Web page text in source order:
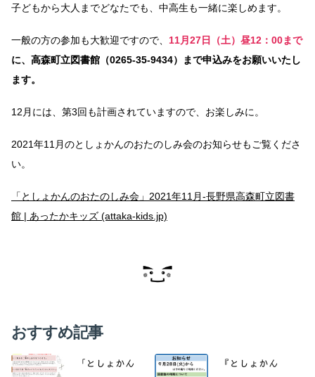
子どもから大人までどなたでも、中高生も一緒に楽しめます。
一般の方の参加も大歓迎ですので、 11月27日（土）昼12：00まで
に、高森町立図書館（0265-35-9434）まで申込みをお願いいたし
ます。
12月には、第3回も計画されていますので、お楽しみに。
2021年11月のとしょかんのおたのしみ会のお知らせもご覧くださ
い。
「としょかんのおたのしみ会」2021年11月-長野県高森町立図書
館 | あったかキッズ (attaka-kids.jp)
おすすめ記事
「としょかん
『としょかん